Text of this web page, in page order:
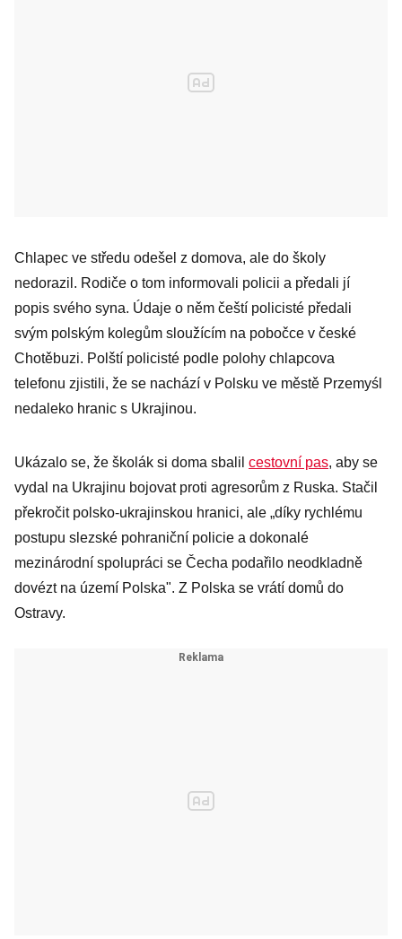
Chlapec ve středu odešel z domova, ale do školy
nedorazil. Rodiče o tom informovali policii a předali jí
popis svého syna. Údaje o něm čeští policisté předali
svým polským kolegům sloužícím na pobočce v české
Chotěbuzi. Polští policisté podle polohy chlapcova
telefonu zjistili, že se nachází v Polsku ve městě Przemyśl
nedaleko hranic s Ukrajinou.
Ukázalo se, že školák si doma sbalil cestovní pas, aby se
vydal na Ukrajinu bojovat proti agresorům z Ruska. Stačil
překročit polsko-ukrajinskou hranici, ale „díky rychlému
postupu slezské pohraniční policie a dokonalé
mezinárodní spolupráci se Čecha podařilo neodkladně
dovézt na území Polska". Z Polska se vrátí domů do
Ostravy.